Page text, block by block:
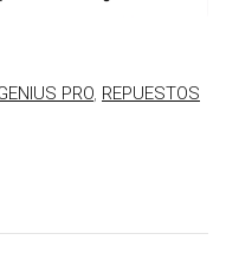
PRO, REPUESTOS